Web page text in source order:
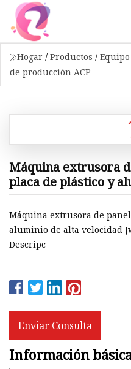
Hogar / Productos /
de producción ACP
Máquina extrusora
placa de plástico y
Máquina extrusora de
aluminio de alta velocidad
Descripc
Enviar Consulta
Información